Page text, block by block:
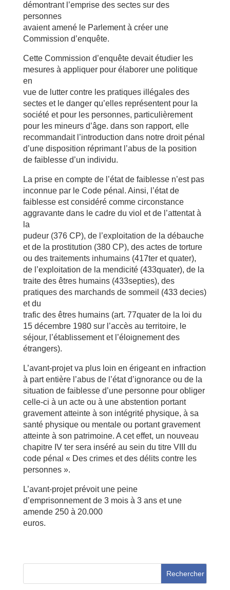
démontrant l’emprise des sectes sur des
personnes
avaient amené le Parlement à créer une
Commission d’enquête.
Cette Commission d’enquête devait étudier les
mesures à appliquer pour élaborer une politique
en
vue de lutter contre les pratiques illégales des
sectes et le danger qu’elles représentent pour la
société et pour les personnes, particulièrement
pour les mineurs d’âge. dans son rapport, elle
recommandait l’introduction dans notre droit pénal
d’une disposition réprimant l’abus de la position
de faiblesse d’un individu.
La prise en compte de l’état de faiblesse n’est pas
inconnue par le Code pénal. Ainsi, l’état de
faiblesse est considéré comme circonstance
aggravante dans le cadre du viol et de l’attentat à
la
pudeur (376 CP), de l’exploitation de la débauche
et de la prostitution (380 CP), des actes de torture
ou des traitements inhumains (417ter et quater),
de l’exploitation de la mendicité (433quater), de la
traite des êtres humains (433septies), des
pratiques des marchands de sommeil (433 decies)
et du
trafic des êtres humains (art. 77quater de la loi du
15 décembre 1980 sur l’accès au territoire, le
séjour, l’établissement et l’éloignement des
étrangers).
L’avant-projet va plus loin en érigeant en infraction
à part entière l’abus de l’état d’ignorance ou de la
situation de faiblesse d’une personne pour obliger
celle-ci à un acte ou à une abstention portant
gravement atteinte à son intégrité physique, à sa
santé physique ou mentale ou portant gravement
atteinte à son patrimoine. A cet effet, un nouveau
chapitre IV ter sera inséré au sein du titre VIII du
code pénal « Des crimes et des délits contre les
personnes ».
L’avant-projet prévoit une peine
d’emprisonnement de 3 mois à 3 ans et une
amende 250 à 20.000
euros.